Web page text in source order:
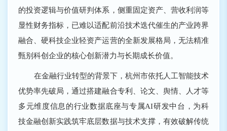
的投资逻辑与价值研判体系，侧重固定资产、营收利润等
显性财务指标，已难以适配前沿技术迭代催生的产业跨界
融合、硬科技企业轻资产运营的全新发展格局，无法精准
甄别科创企业的核心创新潜力与长期成长价值。
在金融行业转型的背景下，杭州市依托人工智能技术
优势率先破局，通过搭建融合专利、论文、舆情、人才等
多元维度信息的行业数据底座与专属AI研发中台，为科
技金融创新实践筑牢底层数据与技术支撑，有效破解传统